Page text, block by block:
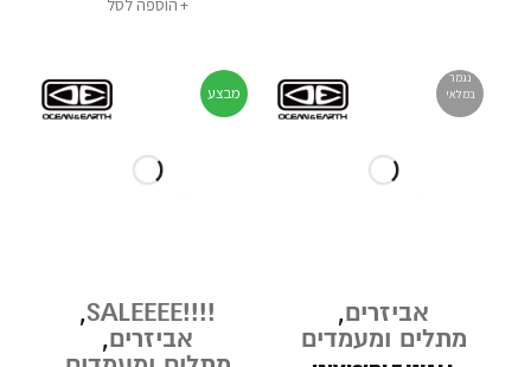
הוספה לסל
נגמר
במלאי
אביזרים,
מתלים ומעמדים
מבצע
!!!!SALEEEE
,
אביזרים,